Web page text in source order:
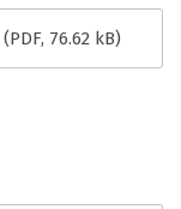
(PDF, 76.62 kB)